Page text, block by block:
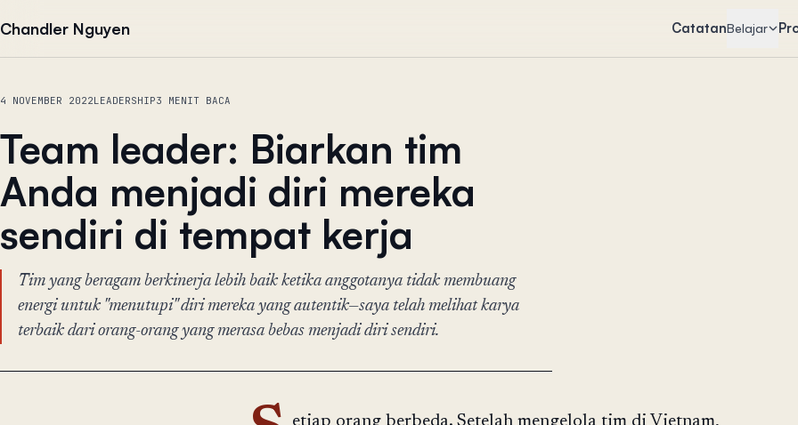
Chandler Nguyen CatatanBelajar
4 NOVEMBER 2022LEADERSHIP3 MENIT BACA
Team leader: Biarkan tim
Anda menjadi diri mereka
sendiri di tempat kerja
Tim yang beragam berkinerja lebih baik ketika anggotanya tidak membuang
energi untuk "menutupi" diri mereka yang autentik—saya telah melihat karya
terbaik dari orang-orang yang merasa bebas menjadi diri sendiri.
etiap orang berbeda. Setelah mengelola tim di Vietnam,